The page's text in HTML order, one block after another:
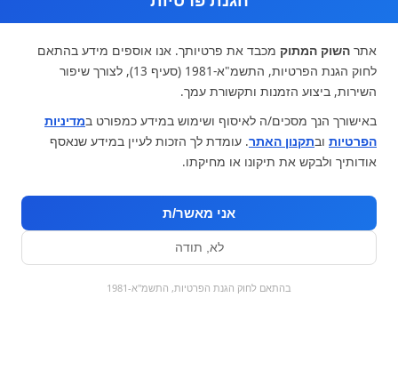
כל המוצרים
0
הקניות שלי מבצעים
אתר השוק המתוק מכבד את פרטיותך. אנו אוספים מידע בהתאם
לחוק הגנת הפרטיות, התשמ"א-1981 (סעיף 13), לצורך שיפור
השירות, ביצוע הזמנות ותקשורת עמך.
באישורך הנך מסכים/ה לאיסוף ושימוש במידע כמפורט במדיניות
הפרטיות ובתקנון האתר. עומדת לך הזכות לעיין במידע שנאסף
אודותיך ולבקש את תיקונו או מחיקתו.
אני מאשר/ת
לא, תודה
בהתאם לחוק הגנת הפרטיות, התשמ"א-1981